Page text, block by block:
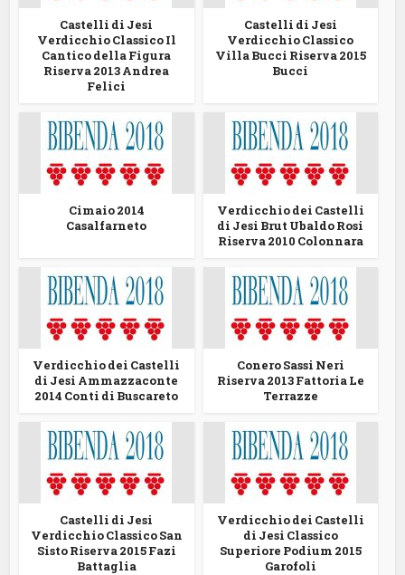
Castelli di Jesi
Verdicchio Classico Il
Cantico della Figura
Riserva 2013 Andrea
Felici
Castelli di Jesi
Verdicchio Classico
Villa Bucci Riserva 2015
Bucci
Cimaio 2014
Casalfarneto
Verdicchio dei Castelli
di Jesi Brut Ubaldo Rosi
Riserva 2010 Colonnara
Verdicchio dei Castelli
di Jesi Ammazzaconte
2014 Conti di Buscareto
Conero Sassi Neri
Riserva 2013 Fattoria Le
Terrazze
Castelli di Jesi
Verdicchio Classico San
Sisto Riserva 2015 Fazi
Battaglia
Verdicchio dei Castelli
di Jesi Classico
Superiore Podium 2015
Garofoli